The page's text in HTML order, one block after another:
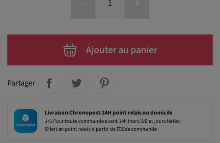
Ajouter au panier
Partager
Livraison Chronopost 24H point relais ou domicile
J+1 Pour toute commande avant 14h (hors WE et jours fériés)
Offert en point relais à partir de 79€ de commande